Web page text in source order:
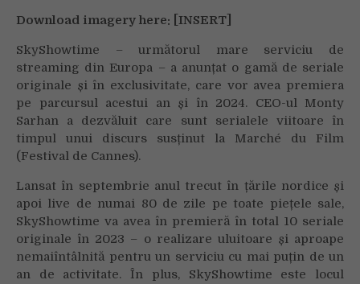
Download imagery here: [INSERT]
SkyShowtime – următorul mare serviciu de
streaming din Europa – a anunțat o gamă de seriale
originale și în exclusivitate, care vor avea premiera
pe parcursul acestui an și în 2024. CEO-ul Monty
Sarhan a dezvăluit care sunt serialele viitoare în
timpul unui discurs susținut la Marché du Film
(Festival de Cannes).
Lansat în septembrie anul trecut în țările nordice și
apoi live de numai 80 de zile pe toate piețele sale,
SkyShowtime va avea în premieră în total 10 seriale
originale în 2023 – o realizare uluitoare și aproape
nemaiîntâlnită pentru un serviciu cu mai puțin de un
an de activitate. În plus, SkyShowtime este locul